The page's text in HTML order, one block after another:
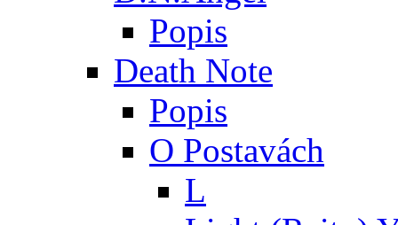
Popis
Death Note
Popis
O Postavách
L